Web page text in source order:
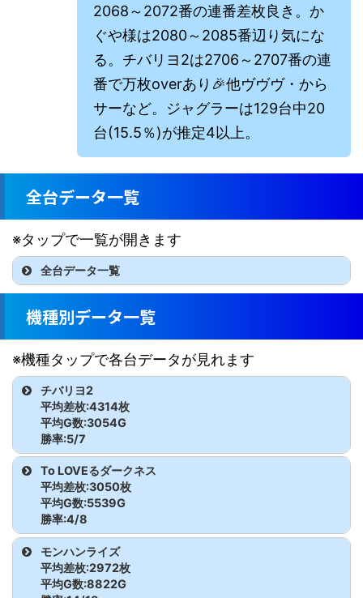
2068～2072番の連番差枚良き。か
ぐや様は2080～2085番辺り気にな
る。チバリヨ2は2706～2707番の連
番で万枚overあり🎉他ヴヴヴ・から
サーなど。ジャグラーは129台中20
台(15.5％)が推定4以上。
全台データ一覧
※タップで一覧が開きます
全台データ一覧
番長4 2002 -100
番長4
番長4
番長4 2006
番長4
Re:ゼロ
season2
機種別データ一覧
※機種タップで各台データが見れます
チバリヨ2
平均差枚:4314枚
平均G数:3054G
勝率:5/7
機種 台番
チバリヨ2 2702
チバリヨ2 2703 5500枚 3695G 149.6
チバリヨ2 2705
To LOVEるダークネス
平均差枚:3050枚
平均G数:5539G
勝率:4/8
機種
To LOVEるダー
モンハンライズ
平均差枚:2972枚
平均G数:8822G